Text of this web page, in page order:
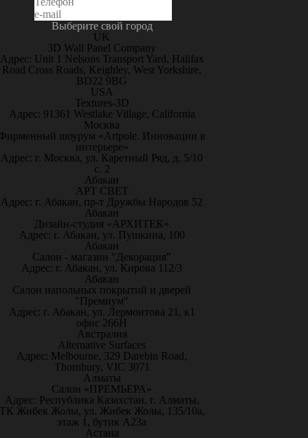
Выберите свой город
UK
3D Wall Panel Company
Адрес: Unit 1 Nelsons Transport Yard, Halifax
Road Cross Roads, Keighley, West Yorkshire,
BD22 9BG
USA
Textures-3D
Адрес: 91361 Westlake Village, California
Москва
шоурум «Artpole. Инновации в
интерьере»
Адрес: г. Москва, ул. Каретный Ряд, д. 5/10
с. 2
Абакан
АРТ СВЕТ
Адрес: г. Абакан, пр-т Дружбы Народов 52
Абакан
Дизайн-студия «АРХИТЕК»
Адрес: г. Абакан, ул. Пушкина, 100
Абакан
Салон - магазин "Декорация"
Адрес: г. Абакан, ул. Кирова 112/3
Абакан
Салон напольных покрытий и дверей
"Премиум"
Адрес: г. Абакан, ул. Лермонтова 21, к1
офис 266Н
Австралия
Alternative Surfaces
Адрес: Melbourne, 329 Darebin Road,
Thornbury, VIC 3071
Алматы
Салон «ПРЕМЬЕРА»
Адрес: Республика Казахстан, г. Алматы,
Жибек Жолы, ул. Жибек Жолы, 135/10а,
этаж 1, бутик А23а
Астана